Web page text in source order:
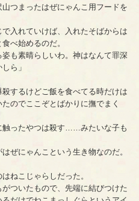
つまったはぜにゃんこ用フードを
入れていけば、入れたそばからは
べ始めるのだ。
も素晴らしいわ。神はなんて罪深
ら」
するけどご飯を食べてる時だけは
のでここぞとばかりに撫でまく
ったやつは殺す……みたいな子も
ぜにゃんこという生き物なのだ。
ねこじゃらしだった。
ついたもので、先端に結びつけた